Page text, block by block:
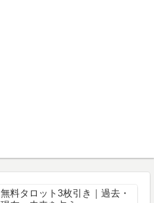
無料タロット3枚引き｜過去・